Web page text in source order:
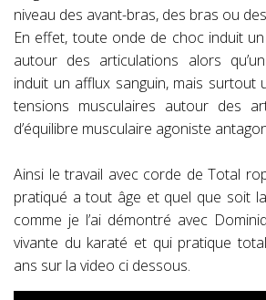
niveau des avant-bras, des bras ou
En effet, toute onde de choc induit
autour des articulations alors
induit un afflux sanguin, mais surtout
tensions musculaires autour des
d’équilibre musculaire agoniste
Ainsi le travail avec corde de Total
pratiqué a tout âge et quel que soit
comme je l’ai démontré avec
vivante du karaté et qui pratique
ans sur la video ci dessous.